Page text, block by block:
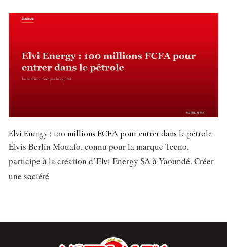
Elvi Energy : 100 millions FCFA pour entrer dans le pétrole
Elvis Berlin Mouafo, connu pour la marque Tecno,
participe à la création d’Elvi Energy SA à Yaoundé. Créer
une société